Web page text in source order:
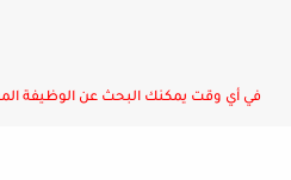
في أي وقت يمكنك البحث عن الوظيفة